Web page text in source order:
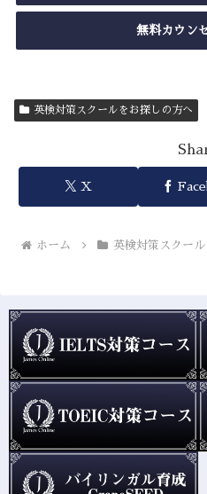
無料カウン
英検対策スクールをお探しの方へ
X
ホーム 英検対策スクー